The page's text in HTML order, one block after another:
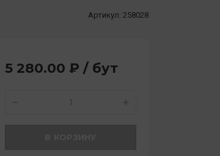
Артикул: 258028
5 280.00 ₽ / бут